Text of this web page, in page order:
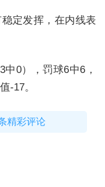
定发挥，在内线表
0），罚球6中6，
-17。
精彩评论